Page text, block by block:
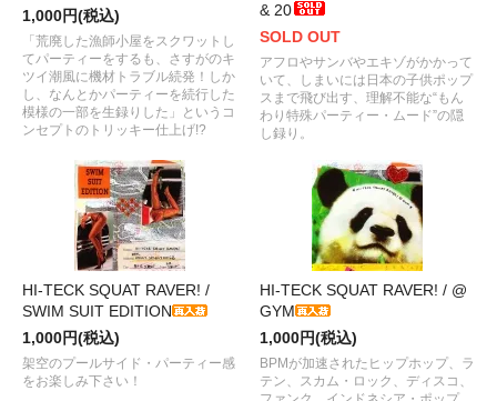
1,000円(税込)
「荒廃した漁師小屋をスクワットし
てパーティーをするも、さすがのキ
ツイ潮風に機材トラブル続発！しか
し、なんとかパーティーを続行した
模様の一部を生録りした」というコ
ンセプトのトリッキー仕上げ!?
& 20
SOLD OUT
アフロやサンバやエキゾがかかって
いて、しまいには日本の子供ポップ
スまで飛び出す、理解不能な“もん
わり特殊パーティー・ムード”の隠
し録り。
HI-TECK SQUAT RAVER! /
SWIM SUIT EDITION
1,000円(税込)
架空のプールサイド・パーティー感
をお楽しみ下さい！
HI-TECK SQUAT RAVER! / @
GYM
1,000円(税込)
BPMが加速されたヒップホップ、ラ
テン、スカム・ロック、ディスコ、